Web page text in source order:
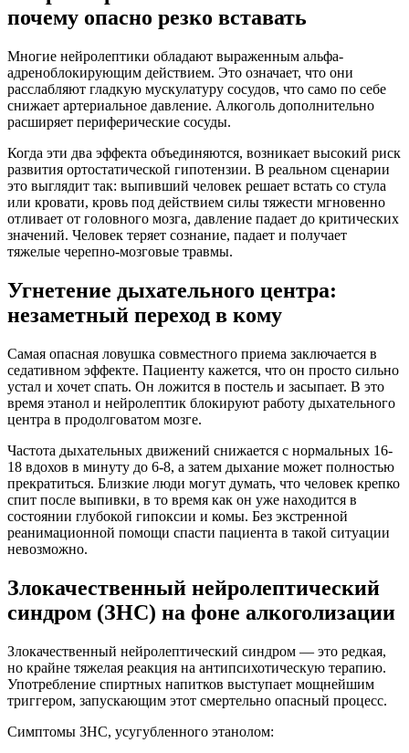
почему опасно резко вставать
Многие нейролептики обладают выраженным альфа-
адреноблокирующим действием. Это означает, что они
расслабляют гладкую мускулатуру сосудов, что само по себе
снижает артериальное давление. Алкоголь дополнительно
расширяет периферические сосуды.
Когда эти два эффекта объединяются, возникает высокий риск
развития ортостатической гипотензии. В реальном сценарии
это выглядит так: выпивший человек решает встать со стула
или кровати, кровь под действием силы тяжести мгновенно
отливает от головного мозга, давление падает до критических
значений. Человек теряет сознание, падает и получает
тяжелые черепно-мозговые травмы.
Угнетение дыхательного центра:
незаметный переход в кому
Самая опасная ловушка совместного приема заключается в
седативном эффекте. Пациенту кажется, что он просто сильно
устал и хочет спать. Он ложится в постель и засыпает. В это
время этанол и нейролептик блокируют работу дыхательного
центра в продолговатом мозге.
Частота дыхательных движений снижается с нормальных 16-
18 вдохов в минуту до 6-8, а затем дыхание может полностью
прекратиться. Близкие люди могут думать, что человек крепко
спит после выпивки, в то время как он уже находится в
состоянии глубокой гипоксии и комы. Без экстренной
реанимационной помощи спасти пациента в такой ситуации
невозможно.
Злокачественный нейролептический
синдром (ЗНС) на фоне алкоголизации
Злокачественный нейролептический синдром — это редкая,
но крайне тяжелая реакция на антипсихотическую терапию.
Употребление спиртных напитков выступает мощнейшим
триггером, запускающим этот смертельно опасный процесс.
Симптомы ЗНС, усугубленного этанолом: